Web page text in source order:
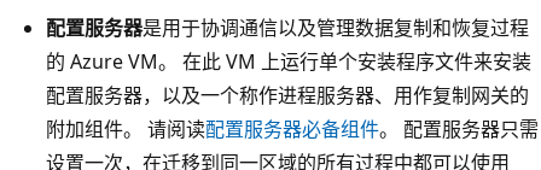
配置服务器是用于协调通信以及管理数据复制和恢复过程
的 Azure VM。 在此 VM 上运行单个安装程序文件来安装
配置服务器，以及一个称作进程服务器、用作复制网关的
附加组件。 请阅读配置服务器必备组件。 配置服务器只需
设置一次，在迁移到同一区域的所有过程中都可以使用